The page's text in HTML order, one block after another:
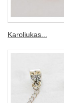
Karoliukas...